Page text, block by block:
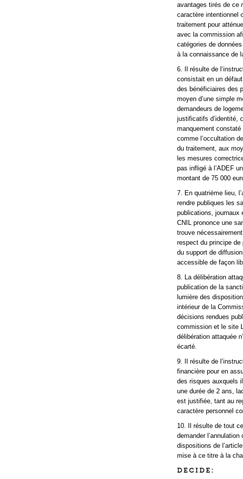
avantages tirés de ce
caractère intentionnel
traitement pour
avec la commission
catégories de
à la connaissance de
6. Il résulte de
consistait en un
des bénéficiaires des
moyen d’une simple
demandeurs de
justificatifs d’identité,
manquement
comme l’occultation
du traitement, aux
les mesures
pas infligé à l’ADEF
montant de 75 000
7. En quatrième lieu,
rendre publiques les
publications, journaux
CNIL prononce une
trouve
respect du principe de
du support de
accessible de façon
8. La délibération
publication de la
lumière des
intérieur de la
décisions rendues
commission et le site
délibération attaquée
écarté.
9. Il résulte de
financière pour en
des risques auxquels
une durée de 2 ans,
est justifiée, tant au
caractère personnel
10. Il résulte de tout
demander
dispositions de
mise à ce titre à la
D E C I D E :